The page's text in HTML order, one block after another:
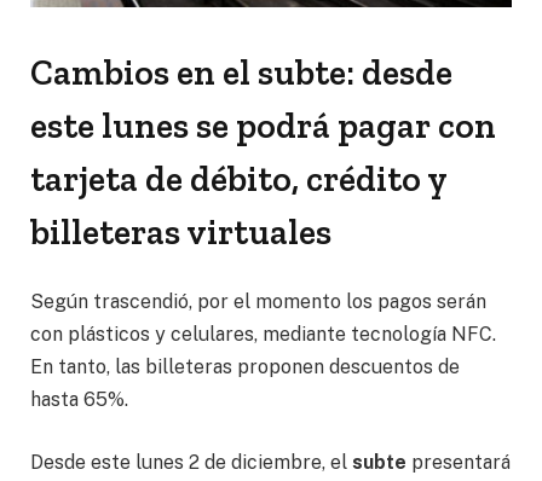
Cambios en el subte: desde
este lunes se podrá pagar con
tarjeta de débito, crédito y
billeteras virtuales
Según trascendió, por el momento los pagos serán
con plásticos y celulares, mediante tecnología NFC.
En tanto, las billeteras proponen descuentos de
hasta 65%.
Desde este lunes 2 de diciembre, el subte presentará